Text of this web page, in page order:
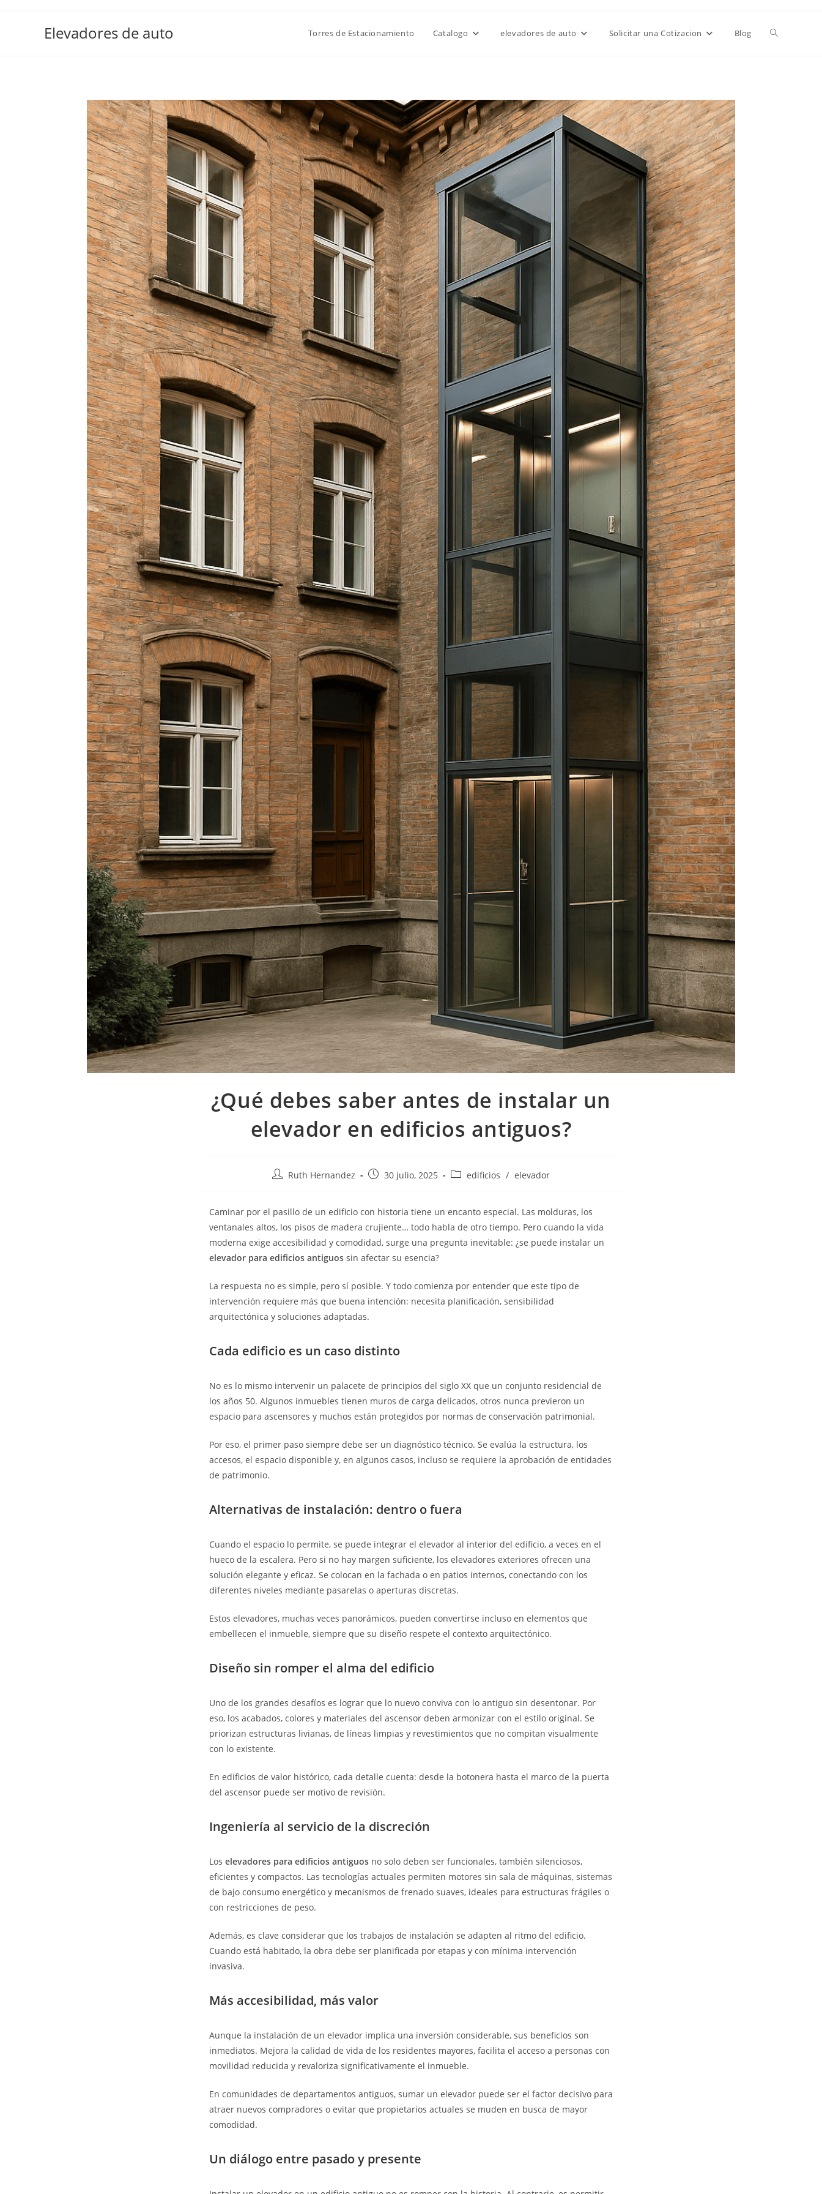
Elevadores de auto Torres de Estacionamiento Catalogo elevadores de auto Solicitar una Cotizacion Blog
¿Qué debes saber antes de instalar un
elevador en edificios antiguos?
Ruth Hernandez 30 julio, 2025 edificios / elevador
Caminar por el pasillo de un edificio con historia tiene un encanto especial. Las molduras, los
ventanales altos, los pisos de madera crujiente… todo habla de otro tiempo. Pero cuando la vida
moderna exige accesibilidad y comodidad, surge una pregunta inevitable: ¿se puede instalar un
elevador para edificios antiguos sin afectar su esencia?
La respuesta no es simple, pero sí posible. Y todo comienza por entender que este tipo de
intervención requiere más que buena intención: necesita planificación, sensibilidad
arquitectónica y soluciones adaptadas.
Cada edificio es un caso distinto
No es lo mismo intervenir un palacete de principios del siglo XX que un conjunto residencial de
los años 50. Algunos inmuebles tienen muros de carga delicados, otros nunca previeron un
espacio para ascensores y muchos están protegidos por normas de conservación patrimonial.
Por eso, el primer paso siempre debe ser un diagnóstico técnico. Se evalúa la estructura, los
accesos, el espacio disponible y, en algunos casos, incluso se requiere la aprobación de entidades
de patrimonio.
Alternativas de instalación: dentro o fuera
Cuando el espacio lo permite, se puede integrar el elevador al interior del edificio, a veces en el
hueco de la escalera. Pero si no hay margen suficiente, los elevadores exteriores ofrecen una
solución elegante y eficaz. Se colocan en la fachada o en patios internos, conectando con los
diferentes niveles mediante pasarelas o aperturas discretas.
Estos elevadores, muchas veces panorámicos, pueden convertirse incluso en elementos que
embellecen el inmueble, siempre que su diseño respete el contexto arquitectónico.
Diseño sin romper el alma del edificio
Uno de los grandes desafíos es lograr que lo nuevo conviva con lo antiguo sin desentonar. Por
eso, los acabados, colores y materiales del ascensor deben armonizar con el estilo original. Se
priorizan estructuras livianas, de líneas limpias y revestimientos que no compitan visualmente
con lo existente.
En edificios de valor histórico, cada detalle cuenta: desde la botonera hasta el marco de la puerta
del ascensor puede ser motivo de revisión.
Ingeniería al servicio de la discreción
Los elevadores para edificios antiguos no solo deben ser funcionales, también silenciosos,
eficientes y compactos. Las tecnologías actuales permiten motores sin sala de máquinas, sistemas
de bajo consumo energético y mecanismos de frenado suaves, ideales para estructuras frágiles o
con restricciones de peso.
Además, es clave considerar que los trabajos de instalación se adapten al ritmo del edificio.
Cuando está habitado, la obra debe ser planificada por etapas y con mínima intervención
invasiva.
Más accesibilidad, más valor
Aunque la instalación de un elevador implica una inversión considerable, sus beneficios son
inmediatos. Mejora la calidad de vida de los residentes mayores, facilita el acceso a personas con
movilidad reducida y revaloriza significativamente el inmueble.
En comunidades de departamentos antiguos, sumar un elevador puede ser el factor decisivo para
atraer nuevos compradores o evitar que propietarios actuales se muden en busca de mayor
comodidad.
Un diálogo entre pasado y presente